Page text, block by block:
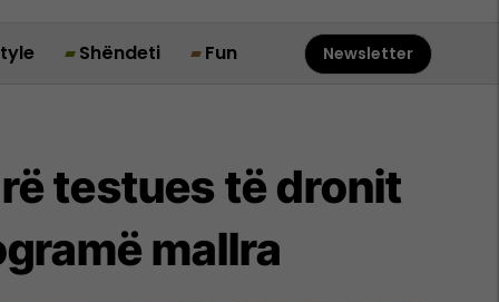
Shëndeti Fun Newsletter
testues të dronit
mallra